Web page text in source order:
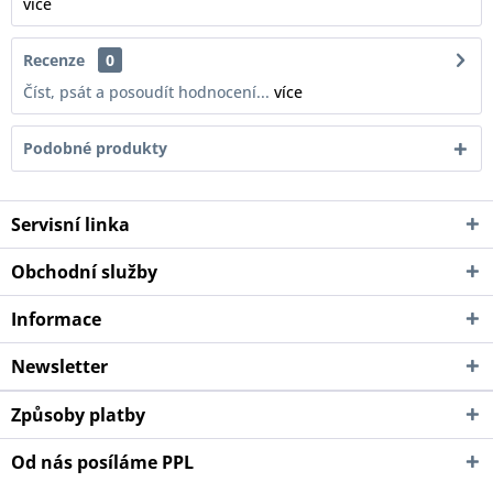
Recenze
0
Číst, psát a posoudít hodnocení... více
Podobné produkty
Servisní linka
Obchodní služby
Informace
Newsletter
Způsoby platby
Od nás posíláme PPL